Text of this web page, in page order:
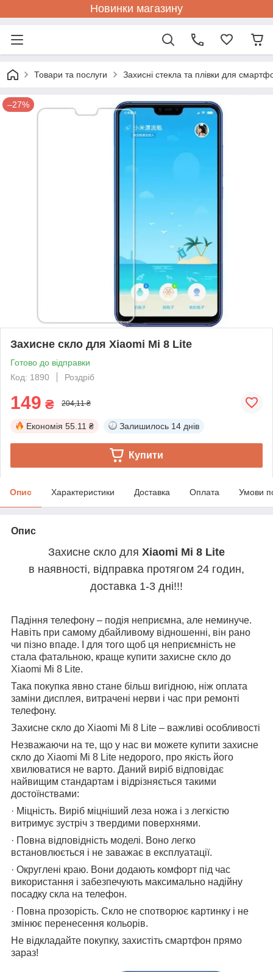
Новинки магазину
Товари та послуги Захисні стекла та плівки для
–27%
Захисне скло для Xiaomi Mi 8 Lite
Готово до відправки
Код: 1890
Роздріб
149 ₴ 204,11 ₴
Економія 55.11 ₴ Залишилось 14 днів
Купити
Опис Характеристики Доставка Оплата Умови
Опис
Захисне скло для Xiaomi Mi 8 Lite
в наявності, відправка протягом 24 годин,
доставка 1-3 дні!!!
Падіння телефону – подія неприємна, але неминуче.
Навіть при самому дбайливому відношенні, він рано
чи пізно впаде. І для того щоб ця неприємність не
стала фатальною, краще купити захисне скло до
Xiaomi Mi 8 Lite.
Така покупка явно стане більш вигідною, ніж оплата
заміни дисплея, витрачені нерви і час при ремонті
телефону.
Захисне скло до Xiaomi Mi 8 Lite – важливі особливості
Незважаючи на те, що у нас ви можете купити захисне
скло до Xiaomi Mi 8 Lite недорого, про якість його
хвилюватися не варто. Даний виріб відповідає
найвищим стандартам і відрізняється такими
достоїнствами:
· Міцність. Виріб міцніший леза ножа і з легкістю
витримує зустріч з твердими поверхнями.
· Повна відповідність моделі. Воно легко
встановлюється і не заважає в експлуатації.
· Округлені краю. Вони додають комфорт під час
використання і забезпечують максимально надійну
посадку скла на телефон.
· Повна прозорість. Скло не спотворює картинку і не
змінює перенесення кольорів.
Не відкладайте покупку, захистіть смартфон прямо
зараз!